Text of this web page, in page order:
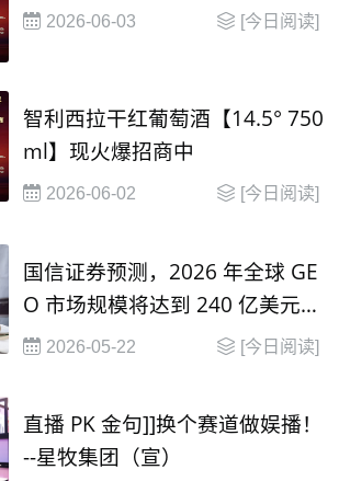
2026-06-03 [今日阅读]
智利西拉干红葡萄酒【14.5° 750
ml】现火爆招商中
2026-06-02 [今日阅读]
国信证券预测，2026 年全球 GE
O 市场规模将达到 240 亿美元，
并在2030年有望达到 1000 亿美
2026-05-22 [今日阅读]
直播 PK 金句]]换个赛道做娱播！
--星牧集团（宣）